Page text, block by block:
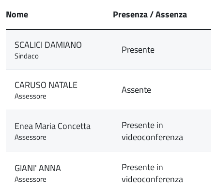
Nome Presenza / Assenza
SCALICI DAMIANO
Sindaco Presente
CARUSO NATALE
Assessore Assente
Enea Maria Concetta
Assessore
Presente in
videoconferenza
GIANI' ANNA
Assessore
Presente in
videoconferenza